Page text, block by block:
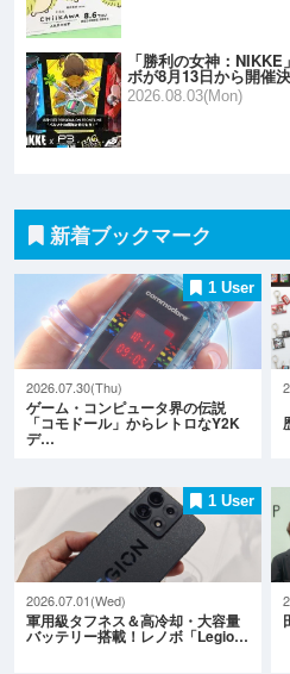
「勝利の女神：
ボが8月13日から開催
2026.08.03(Mon)
新着ブックマーク
1 User
2026.07.30(Thu)
ゲーム・コンピュータ界の伝説
「コモドール」からレトロなY2K
デ…
1 User
2026.07.01(Wed)
軍用級タフネス＆高冷却・大容量
バッテリー搭載！レノボ「Legio…